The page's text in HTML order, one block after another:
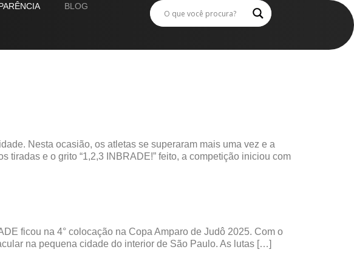
BLOG
Nesta ocasião, os atletas se superaram mais uma vez e a
e o grito “1,2,3 INBRADE!” feito, a competição iniciou com
ficou na 4° colocação na Copa Amparo de Judô 2025. Com o
na pequena cidade do interior de São Paulo. As lutas […]